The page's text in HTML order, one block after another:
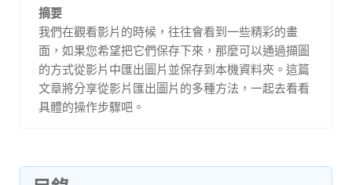
摘要
我們在觀看影片的時候，往往會看到一些精彩的畫
面，如果您希望把它們保存下來，那麼可以通過擷圖
的方式從影片中匯出圖片並保存到本機資料夾。這篇
文章將分享從影片匯出圖片的多種方法，一起去看看
具體的操作步驟吧。